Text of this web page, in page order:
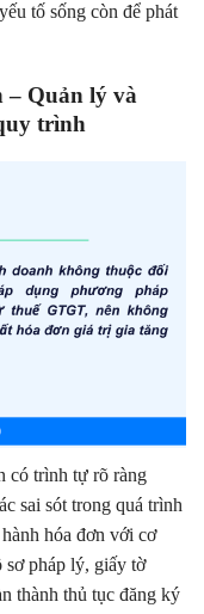
tố sống còn để phát
– Quản lý và
trình
có trình tự rõ ràng
sai sót trong quá trình
hóa đơn với cơ
sơ pháp lý, giấy tờ
thành thủ tục đăng ký